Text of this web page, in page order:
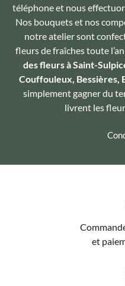
téléphone et nous
Nos bouquets et nos
notre atelier sont
fleurs de fraîches toute
des fleurs à Saint-
Couffouleux, Bessières,
simplement gagner du
livrent les
et